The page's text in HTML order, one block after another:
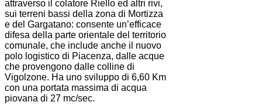
attraverso il colatore Riello ed altri rivi,
sui terreni bassi della zona di Mortizza
e del Gargatano: consente un’efficace
difesa della parte orientale del territorio
comunale, che include anche il nuovo
polo logistico di Piacenza, dalle acque
che provengono dalle colline di
Vigolzone. Ha uno sviluppo di 6,60 Km
con una portata massima di acqua
piovana di 27 mc/sec.